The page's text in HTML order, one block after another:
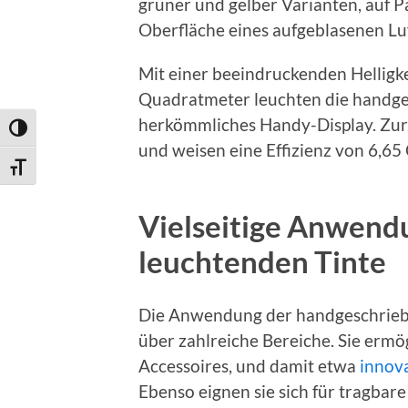
Umschalten auf hohe Kontraste
Schrift vergrößern
Oberfläche eines aufgeblasenen
Mit einer beeindruckenden
Quadratmeter leuchten die
herkömmliches Handy-Display.
und weisen eine Effizienz von
Vielseitige
leuchtenden Tinte
Die Anwendung der
über zahlreiche Bereiche. Sie
Accessoires, und damit etwa
Ebenso eignen sie sich für